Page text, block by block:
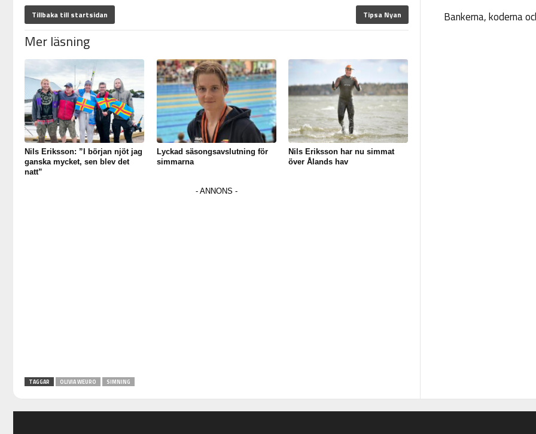
Tillbaka till startsidan Tipsa Nyan
Mer läsning
Nils Eriksson: ”I början njöt jag
ganska mycket, sen blev det
natt”
Lyckad säsongsavslutning för
simmarna
Nils Eriksson har nu simmat
över Ålands hav
TAGGAR OLIVIA WEURO SIMNING
Bankerna, koderna